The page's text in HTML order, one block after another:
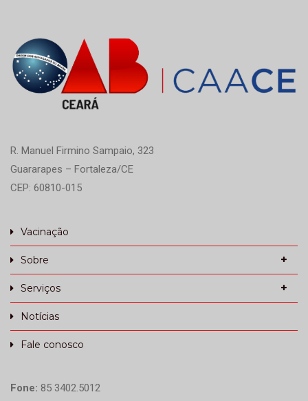
R. Manuel Firmino Sampaio, 323
Guararapes – Fortaleza/CE
CEP: 60810-015
Vacinação
Sobre
Serviços
Notícias
Fale conosco
Fone: 85 3402.5012